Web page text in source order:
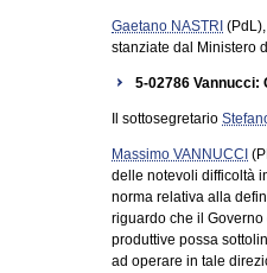
Gaetano NASTRI
stanziate dal Ministero
5-02786
Il sottosegretario
Massimo VANNUCCI
delle notevoli difficoltà
norma relativa alla
riguardo che il
produttive possa
ad operare in tale